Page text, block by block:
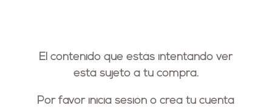
El contenido que estás intentando ver
está sujeto a tu compra.
Por favor inicia sesión o crea tu cuenta